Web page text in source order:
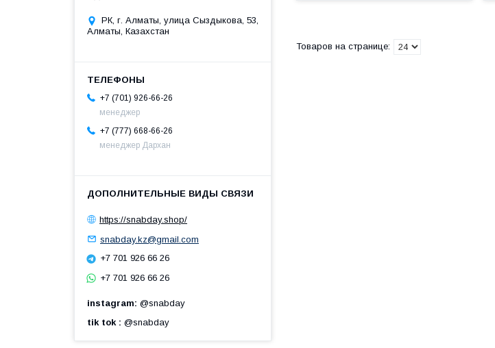
РК, г. Алматы, улица Сыздыкова, 53,
Алматы, Казахстан
+7 (701) 926-66-26
менеджер
+7 (777) 668-66-26
менеджер Дархан
https://snabday.shop/
snabday.kz@gmail.com
+7 701 926 66 26
+7 701 926 66 26
instagram @snabday
tik tok
@snabday